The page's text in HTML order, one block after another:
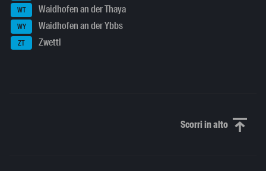
WT Waidhofen an der Thaya
WY Waidhofen an der Ybbs
ZT Zwettl
Scorri in altoScorri in alto